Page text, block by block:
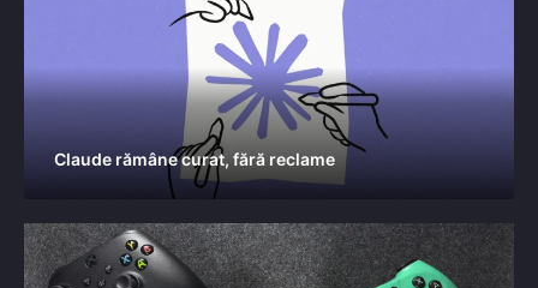
Claude rămâne curat, fără reclame